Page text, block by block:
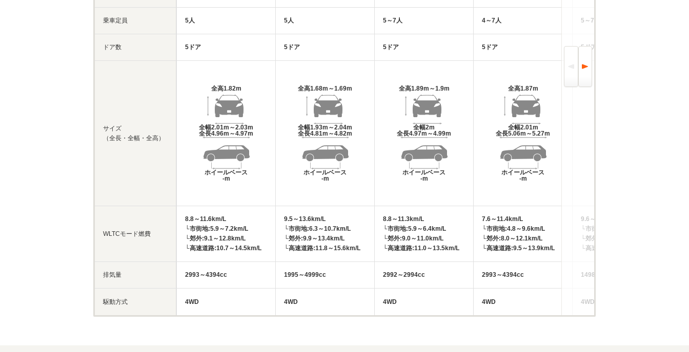
乗車定員
ドア数
サイズ
（全長・全幅・全高）
WLTCモード燃費
排気量
駆動方式
5人
5ドア
全高1.82m
全幅2.01m～2.03m
全長4.96m～4.97m
ホイールベース
-m
8.8～11.6km/L
└市街地:5.9～7.2km/L
└郊外:9.1～12.8km/L
└高速道路:10.7～14.5km/L
2993～4394cc
4WD
5人
5ドア
全高1.68m～1.69m
全幅1.93m～2.04m
全長4.81m～4.82m
ホイールベース
-m
9.5～13.6km/L
└市街地:6.3～10.7km/L
└郊外:9.9～13.4km/L
└高速道路:11.8～15.6km/L
1995～4999cc
4WD
5～7人
5ドア
全高1.89m～1.9m
全幅2m
全長4.97m～4.99m
ホイールベース
-m
8.8～11.3km/L
└市街地:5.9～6.4km/L
└郊外:9.0～11.0km/L
└高速道路:11.0～13.5km/L
2992～2994cc
4WD
4～7人
5ドア
全高1.87m
全幅2.01m
全長5.06m～5.27m
ホイールベース
-m
7.6～11.4km/L
└市街地:4.8～9.6km/L
└郊外:8.0～12.1km/L
└高速道路:9.5～13.9km/L
2993～4394cc
4WD
5～7人
5ドア
9.6～13.2km/L
└市街地:7.0～10.9km/L
└郊外:9.7～13.1km/L
└高速道路:11.1～15.1km/L
1498～1999cc
4WD